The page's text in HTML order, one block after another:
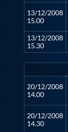
13/12/2008
15.00
13/12/2008
15.30
20/12/2008
14.00
20/12/2008
14.30